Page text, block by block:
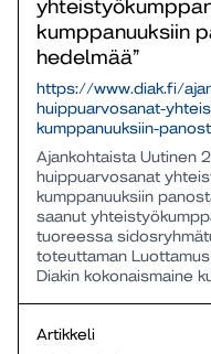
kumppanuuksiin
hedelmää”
https://www.diak.fi/
huippuarvosanat-
kumppanuuksiin-
Ajankohtaista Uutinen
huippuarvosanat
kumppanuuksiin
saanut
tuoreessa
toteuttaman
Diakin kokonaismaine
Artikkeli